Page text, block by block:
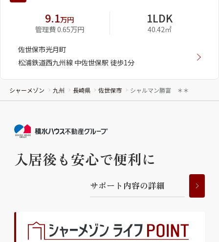
9.1万円
管理費 0.65万円
1LDK
40.42㎡
佐世保市光月町
松浦鉄道西九州線 中佐世保駅 徒歩1分
シャーメゾン 九州 長崎県 佐世保市 シャルマン勝富 ＊＊
入居後も安心で便利に
サポー ト 内容の詳細